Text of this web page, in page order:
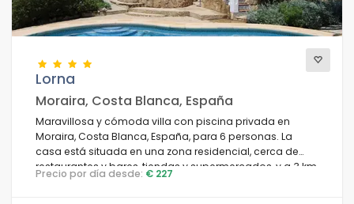
Lorna
Moraira, Costa Blanca, España
Maravillosa y cómoda villa con piscina privada en
Moraira, Costa Blanca, España, para 6 personas. La
casa está situada en una zona residencial, cerca de
restaurantes y bares, tiendas y supermercados, y a 3 km
de la playa de Ampolla.
Precio por día desde: € 227